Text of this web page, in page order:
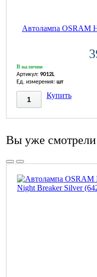
Автолампа OSRAM
В наличии
Артикул: 9012L
Ед. измерения: шт
Купить
Вы уже смотрели